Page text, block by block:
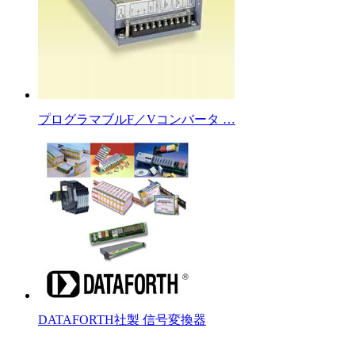
プログラマブルF／Vコンバータ …
DATAFORTH社製 信号変換器